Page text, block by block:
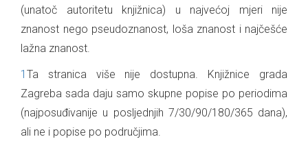
(unatoč autoritetu knjižnica) u najvećoj mjeri nije
znanost nego pseudoznanost, loša znanost i najčešće
lažna znanost.
1 Ta stranica više nije dostupna. Knjižnice grada
Zagreba sada daju samo skupne popise po periodima
(najposuđivanije u posljednjih 7/30/90/180/365 dana),
ali ne i popise po područjima.